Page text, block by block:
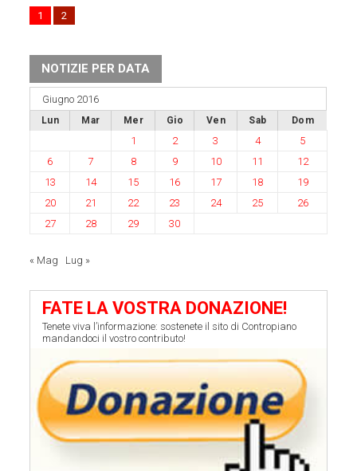
1 2
NOTIZIE PER DATA
Giugno 2016
Lun Mar Mer Gio Ven Sab Dom
1 2 3 4
5
6
7 8 9 10 11
12
13
14 15 16 17 18
19
20
21 22 23 24 25
26
27
28 29 30
« Mag Lug »
FATE LA VOSTRA DONAZIONE!
Tenete viva l’informazione: sostenete il sito di Contropiano
mandandoci il vostro contributo!